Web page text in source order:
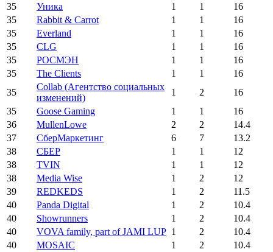
35 Уника 1 1
16
35
Rabbit & Carrot 1 1
16
35
Everland 1 1
16
35
CLG 1 1
16
35
РОСМЭН 1 1
16
35
The Clients 1 1
16
35
Collab (Агентство социальных
изменений)
1 2
16
35
Goose Gaming 1 1
16
36
MullenLowe 2 2
14.4
37
СберМаркетинг 6 7
13.2
38
СБЕР 1 1
12
38
TVIN 1 1
12
38
Media Wise 1 2
12
39
REDKEDS 1 2
11.5
40
Panda Digital 1 2
10.4
40
Showrunners 1 2
10.4
40
VOVA family, part of JAMI LUP 1 2
10.4
40
MOSAIC 1 2
10.4